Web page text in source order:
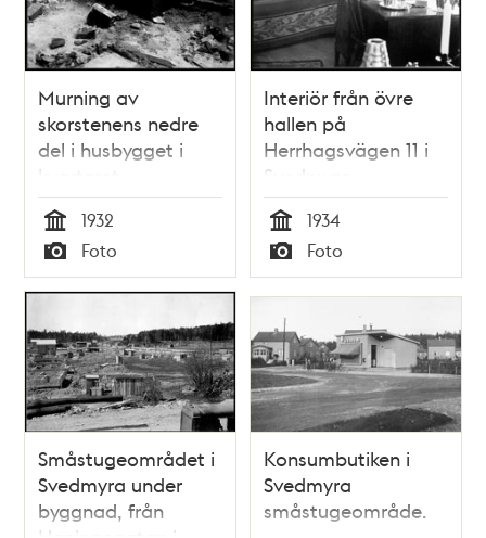
Murning av
skorstenens nedre
del i husbygget i
kvarteret
Domboken 8 i
Svedmyras
småstugeområde
Tid
1932
Typ
Foto
Interiör från övre
hallen på
Herrhagsvägen 11 i
Svedmyra
småstugeområde
Tid
1934
Typ
Foto
Småstugeområdet i
Svedmyra under
byggnad, från
Konsumbutiken i
Svedmyra
småstugeområde.